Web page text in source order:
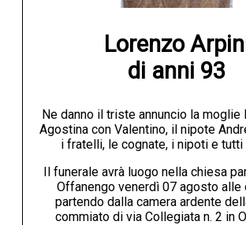
Lorenzo
di anni 93
Ne danno il triste annuncio la moglie
Agostina con Valentino, il nipote
i fratelli, le cognate, i nipoti e tutti
Il funerale avrà luogo nella chiesa
Offanengo venerdì 07 agosto alle
partendo dalla camera ardente
commiato di via Collegiata n. 2 in